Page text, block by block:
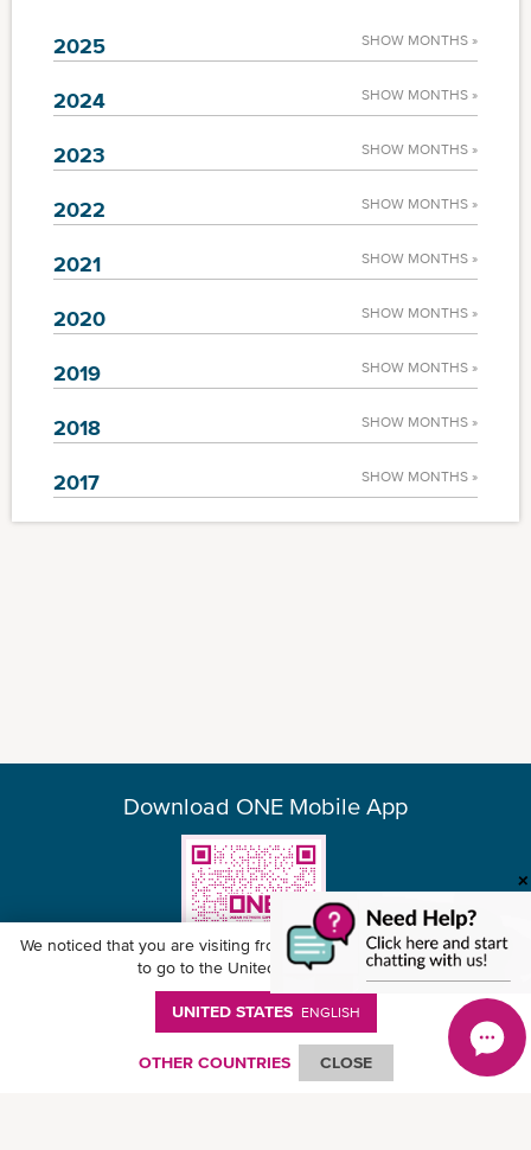
2025 SHOW MONTHS »
2024 SHOW MONTHS »
2023 SHOW MONTHS »
2022 SHOW MONTHS »
2021 SHOW MONTHS »
2020 SHOW MONTHS »
2019 SHOW MONTHS »
2018 SHOW MONTHS »
2017 SHOW MONTHS »
Download ONE Mobile App
© Ocean Network Express Pte. Ltd. All rights reserved. -個人情報保護方針 -ご
免責事項-サイトマップ
We noticed that you are visiting from United States. Would you like
to go to the United States website?
UNITED STATES ENGLISH
OTHER COUNTRIES CLOSE